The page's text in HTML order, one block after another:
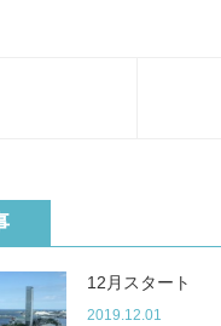
12月スタート
2019.12.01